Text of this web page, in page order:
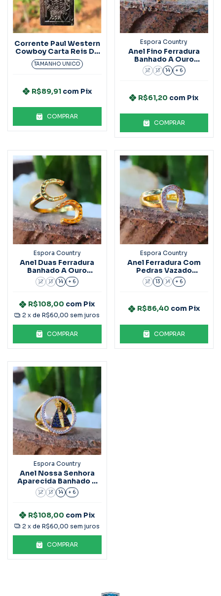
Corrente Paul Western
Cowboy Carta Reis De
Espada
TAMANHO UNICO
R$89,91 com Pix
COMPRAR
Espora Country
Anel Fino Ferradura
Banhado A Ouro
Ref.3021
12 13 14 + 6
R$61,20 com Pix
COMPRAR
Espora Country
Anel Duas Ferradura
Banhado A Ouro
Ref.3047
12 13 14 + 6
R$108,00 com Pix
2 x deR$60,00 sem juros
COMPRAR
Espora Country
Anel Ferradura Com
Pedras Vazado
Banhado A Ouro
Ref.3015
12 13 14 + 6
R$86,40 com Pix
COMPRAR
Espora Country
Anel Nossa Senhora
Aparecida Banhado A
Ouro Ref.3027
12 13 14 + 6
R$108,00 com Pix
2 x deR$60,00 sem juros
COMPRAR